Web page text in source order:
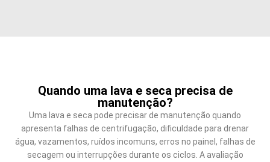
Quando uma lava e seca precisa de
manutenção?
Uma lava e seca pode precisar de manutenção quando
apresenta falhas de centrifugação, dificuldade para drenar
água, vazamentos, ruídos incomuns, erros no painel, falhas de
secagem ou interrupções durante os ciclos. A avaliação